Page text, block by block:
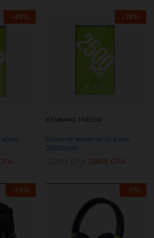
-40% -34%
KENBANG TRÉSOR
batterie externe Oraimo
2500mAh :
2969 CFA
-14% -7%